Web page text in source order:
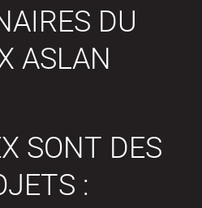
DU
ASLAN
SONT DES
: